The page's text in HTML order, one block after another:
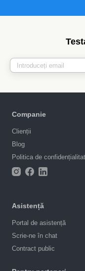
Companie
Clienții
Blog
Politica de
Asistență
Portal de asistență
Scrie-ne în chat
Contract public